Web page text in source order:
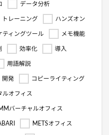
データ分析
トレーニング ハンズオン
ティングツール メモ機能
効率化 導入
用語解説
開発 コピーライティング
ルオフィス
バーチャルオフィス
METSオフィス